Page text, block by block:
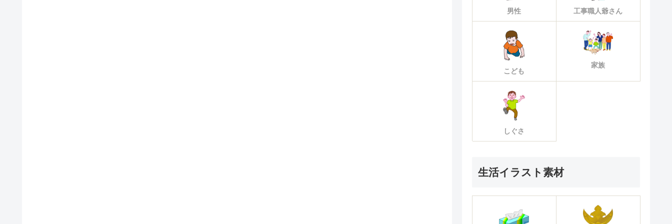
男性 工事職人爺さん
こども
家族
しぐさ
生活イラスト素材